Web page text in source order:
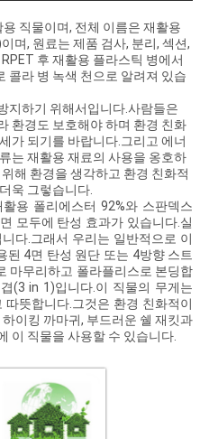
직물이며, 전체 이름은 재활용
며, 원료는 제품 검사, 분리, 섹션,
후 재활용 플라스틱 병에서
콜라 병 녹색 천으로 알려져 있습
지하기 위해서입니다.사람들은
환경도 보호해야 하며 환경 친화
가 되기를 바랍니다.그리고 에너
는 재활용 재료의 사용을 옹호하
해 환경을 생각하고 환경 친화적
욱 그렇습니다.
용 폴리에스터 92%와 스판덱스
모두에 탄성 효과가 있습니다.실
다.그래서 우리는 일반적으로 이
된 4면 탄성 원단 또는 4방향 스트
마무리하고 폴라플리스로 본딩합
(3 in 1)입니다.이 직물의 무게는
뜻합니다.그것은 환경 친화적이
이킹 까마귀, 부드러운 쉘 재킷과
이 직물을 사용할 수 있습니다.